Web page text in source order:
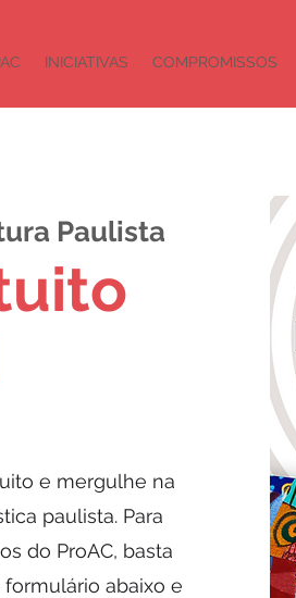
INICIATIVAS COMPROMISSOS
Paulista
e mergulhe na
paulista. Para
do ProAC, basta
abaixo e